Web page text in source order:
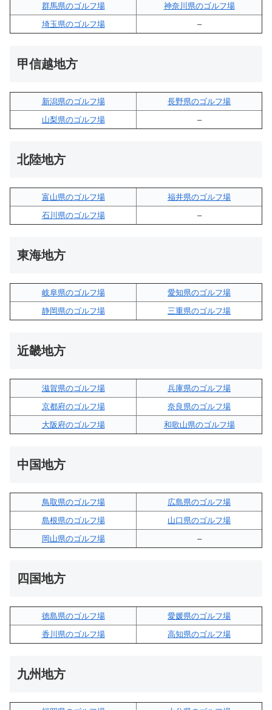
群馬県のゴルフ場
神奈川県のゴルフ場
埼玉県のゴルフ場
–
甲信越地方
新潟県のゴルフ場
長野県のゴルフ場
山梨県のゴルフ場
–
北陸地方
富山県のゴルフ場
福井県のゴルフ場
石川県のゴルフ場
–
東海地方
岐阜県のゴルフ場
愛知県のゴルフ場
静岡県のゴルフ場
三重県のゴルフ場
近畿地方
滋賀県のゴルフ場
兵庫県のゴルフ場
京都府のゴルフ場
奈良県のゴルフ場
大阪府のゴルフ場
和歌山県のゴルフ場
中国地方
鳥取県のゴルフ場
広島県のゴルフ場
島根県のゴルフ場
山口県のゴルフ場
岡山県のゴルフ場
–
四国地方
徳島県のゴルフ場
愛媛県のゴルフ場
香川県のゴルフ場
高知県のゴルフ場
九州地方